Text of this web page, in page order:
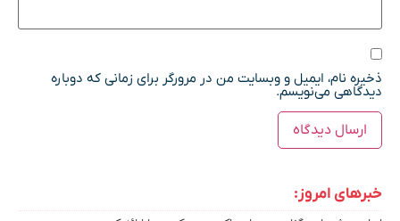
ذخیره نام، ایمیل و وبسایت من در مرورگر برای زمانی که دوباره
دیدگاهی می‌نویسم.
خبرهای امروز: